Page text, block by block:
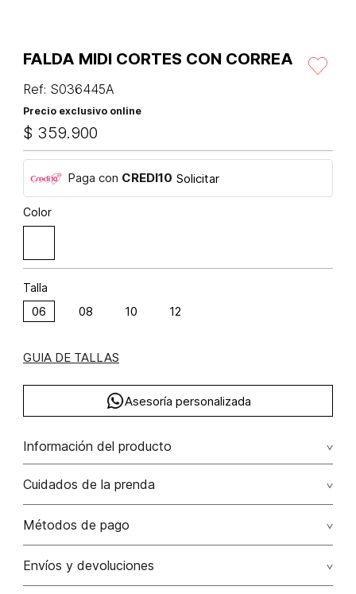
FALDA MIDI CORTES CON CORREA
Ref: S036445A
Precio exclusivo online
$ 359.900
Paga con CREDI10 Solicitar
Color
Talla
06 08 10 12
GUIA DE TALLAS
Asesoría personalizada
Información del producto
Falda midi cortes con correa
Composición: ALGODÓN 100%
Cuidados de la prenda
No remojar. no retorcer / ni exprimir. el acabado rústico de
No usar lejia
Métodos de pago
Tarjetas de crédito: Visa, Dinners, Master Card y American
Envíos y devoluciones